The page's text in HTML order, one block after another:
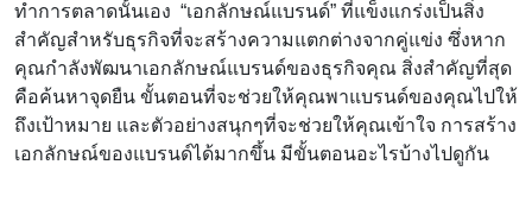
ทำการตลาดนั้นเอง “เอกลักษณ์แบรนด์” ที่แข็งแกร่งเป็นสิ่ง
สำคัญสำหรับธุรกิจที่จะสร้างความแตกต่างจากคู่แข่ง ซึ่งหาก
คุณกำลังพัฒนาเอกลักษณ์แบรนด์ของธุรกิจคุณ สิ่งสำคัญที่สุด
คือค้นหาจุดยืน ขั้นตอนที่จะช่วยให้คุณพาแบรนด์ของคุณไปให้
ถึงเป้าหมาย และตัวอย่างสนุกๆที่จะช่วยให้คุณเข้าใจ การสร้าง
เอกลักษณ์ของแบรนด์ได้มากขึ้น มีขั้นตอนอะไรบ้างไปดูกัน